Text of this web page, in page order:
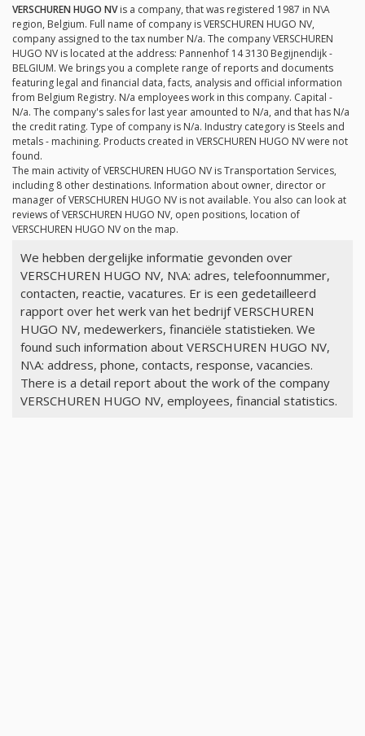
VERSCHUREN HUGO NVis a company, that was registered 1987 in N\A
region, Belgium. Full name of company is VERSCHUREN HUGO NV,
company assigned to the tax number N/a. The company VERSCHUREN
HUGO NV is located at the address: Pannenhof 14 3130 Begijnendijk -
BELGIUM. We brings you a complete range of reports and documents
featuring legal and financial data, facts, analysis and official information
from Belgium Registry. N/a employees work in this company. Capital -
N/a. The company's sales for last year amounted to N/a, and that has N/a
the credit rating. Type of company is N/a. Industry category is Steels and
metals - machining. Products created in VERSCHUREN HUGO NV were not
found.
The main activity of VERSCHUREN HUGO NV is Transportation Services,
including 8 other destinations. Information about owner, director or
manager of VERSCHUREN HUGO NV is not available. You also can look at
reviews of VERSCHUREN HUGO NV, open positions, location of
VERSCHUREN HUGO NV on the map.
We hebben dergelijke informatie gevonden over
VERSCHUREN HUGO NV, N\A: adres, telefoonnummer,
contacten, reactie, vacatures. Er is een gedetailleerd
rapport over het werk van het bedrijf VERSCHUREN
HUGO NV, medewerkers, financiële statistieken. We
found such information about VERSCHUREN HUGO NV,
N\A: address, phone, contacts, response, vacancies.
There is a detail report about the work of the company
VERSCHUREN HUGO NV, employees, financial statistics.